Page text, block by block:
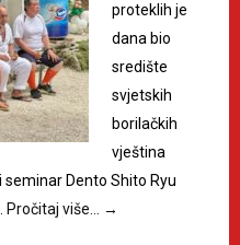
proteklih je
dana bio
središte
svjetskih
borilačkih
vještina
Dento Shito Ryu
Pročitaj više… →